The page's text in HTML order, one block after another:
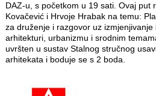
DAZ-u, s početkom u 19 sati. Ovaj put
Kovačević i Hrvoje Hrabak na temu:
za druženje i razgovor uz
arhitekturi, urbanizmu i srodnim
uvršten u sustav Stalnog stručnog
arhitekata i boduje se s 2 boda.